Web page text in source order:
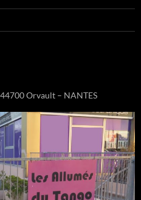
Orvault – NANTES